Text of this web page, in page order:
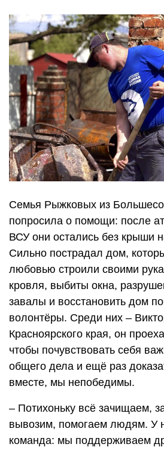
Семья Рыжковых из
попросила о помощи: после
ВСУ они остались без крыши
Сильно пострадал дом,
любовью строили своими
кровля, выбиты окна,
завалы и восстановить дом
волонтёры. Среди них –
Красноярского края, он
чтобы почувствовать себя
общего дела и ещё раз
вместе, мы непобедимы.
– Потихоньку всё зачищаем,
вывозим, помогаем людям. У
команда: мы поддерживаем